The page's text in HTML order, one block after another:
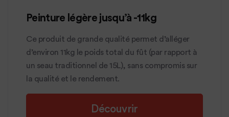
Peinture légère jusqu’à -11kg
Ce produit de grande qualité permet d’alléger
d’environ 11kg le poids total du fût (par rapport à
un seau traditionnel de 15L), sans compromis sur
la qualité et le rendement.
Découvrir